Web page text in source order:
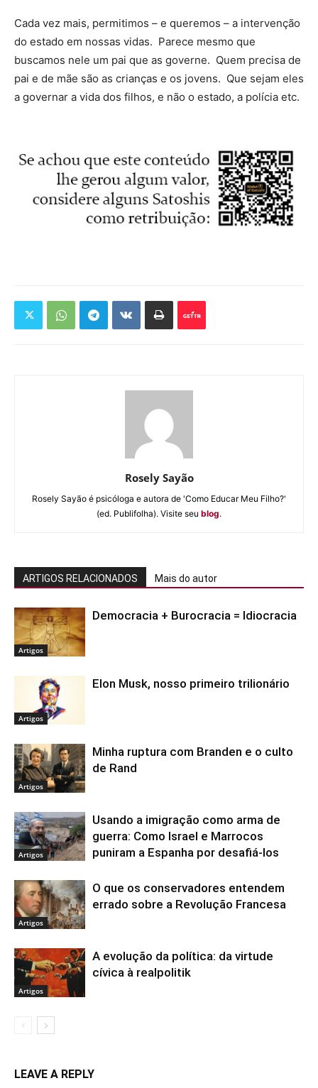
Cada vez mais, permitimos – e queremos – a intervenção
do estado em nossas vidas. Parece mesmo que
buscamos nele um pai que as governe. Quem precisa de
pai e de mãe são as crianças e os jovens. Que sejam eles
a governar a vida dos filhos, e não o estado, a polícia etc.
Rosely Sayão
Rosely Sayão é psicóloga e autora de 'Como Educar Meu Filho?'
(ed. Publifolha). Visite seu blog.
ARTIGOS RELACIONADOS Mais do autor
Artigos
Democracia + Burocracia = Idiocracia
Artigos
Elon Musk, nosso primeiro trilionário
Artigos
Minha ruptura com Branden e o culto
de Rand
Artigos
Usando a imigração como arma de
guerra: Como Israel e Marrocos
puniram a Espanha por desafiá-los
Artigos
O que os conservadores entendem
errado sobre a Revolução Francesa
Artigos
A evolução da política: da virtude
cívica à realpolitik
LEAVE A REPLY